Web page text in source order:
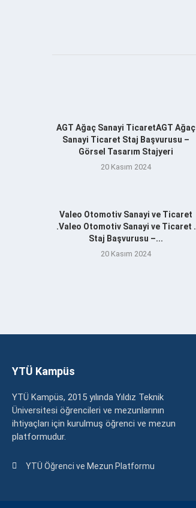
AGT Ağaç Sanayi TicaretAGT Ağaç
Sanayi Ticaret Staj Başvurusu –
Görsel Tasarım Stajyeri
20 Kasım 2024
Valeo Otomotiv Sanayi ve Ticaret
.Valeo Otomotiv Sanayi ve Ticaret .
Staj Başvurusu –...
20 Kasım 2024
YTÜ Kampüs
YTÜ Kampüs, 2015 yılında Yıldız Teknik
Üniversitesi öğrencileri ve mezunlarının
ihtiyaçları için kurulmuş öğrenci ve mezun
platformudur.
YTÜ Öğrenci ve Mezun Platformu